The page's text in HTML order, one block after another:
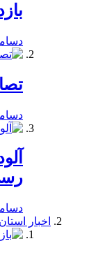
دسامبر 24,
دسامبر 24,
دسامبر 24,
اخبار استان